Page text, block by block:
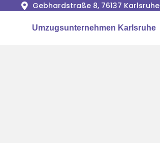
Gebhardstraße 8, 76137 Karlsruhe
Umzugsunternehmen Karlsruhe